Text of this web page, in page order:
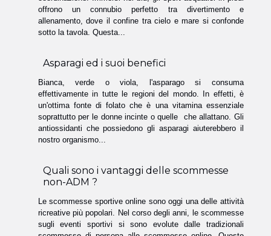
offrono un connubio perfetto tra divertimento e
allenamento, dove il confine tra cielo e mare si confonde
sotto la tavola. Questa...
Asparagi ed i suoi benefici
Bianca, verde o viola, l'asparago si consuma
effettivamente in tutte le regioni del mondo. In effetti, è
un'ottima fonte di folato che è una vitamina essenziale
soprattutto per le donne incinte o quelle che allattano. Gli
antiossidanti che possiedono gli asparagi aiuterebbero il
nostro organismo...
Quali sono i vantaggi delle scommesse
non-ADM ?
Le scommesse sportive online sono oggi una delle attività
ricreative più popolari. Nel corso degli anni, le scommesse
sugli eventi sportivi si sono evolute dalle tradizionali